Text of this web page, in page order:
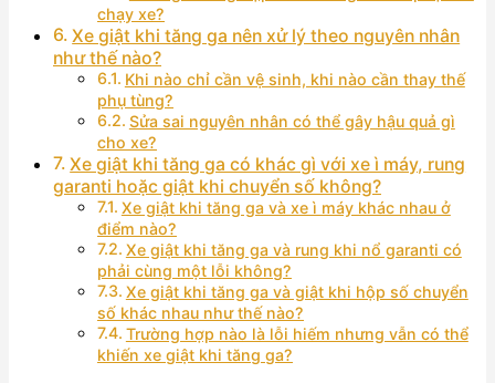
chạy xe?
Xe giật khi tăng ga nên xử lý theo nguyên nhân
như thế nào?
Khi nào chỉ cần vệ sinh, khi nào cần thay thế
phụ tùng?
Sửa sai nguyên nhân có thể gây hậu quả gì
cho xe?
Xe giật khi tăng ga có khác gì với xe ì máy, rung
garanti hoặc giật khi chuyển số không?
Xe giật khi tăng ga và xe ì máy khác nhau ở
điểm nào?
Xe giật khi tăng ga và rung khi nổ garanti có
phải cùng một lỗi không?
Xe giật khi tăng ga và giật khi hộp số chuyển
số khác nhau như thế nào?
Trường hợp nào là lỗi hiếm nhưng vẫn có thể
khiến xe giật khi tăng ga?